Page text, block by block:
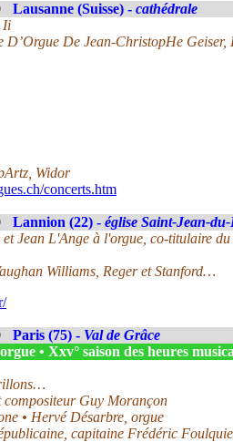
Lausanne (Suisse) - cathédrale
Ii
D’Orgue De Jean-ChristopHe
Widor
concerts.htm
Lannion (22) - église Saint-Jean-
Jean L'Ange à l'orgue, co-titulaire
Williams, Reger et Stanford…
Paris (75) - Val de Grâce
• Xxv° saison des heures
compositeur Guy Morançon
• Hervé Désarbre, orgue
capitaine Frédéric